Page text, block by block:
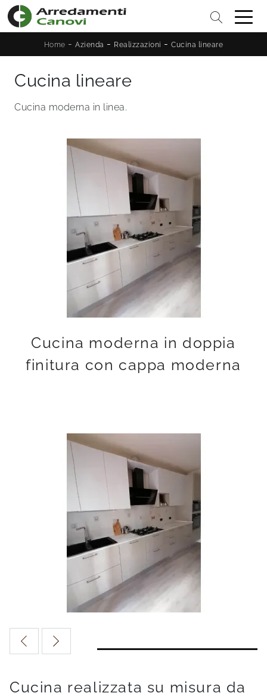
Home -Azienda - Realizzazioni -Cucina lineare
Cucina lineare
Cucina moderna in linea.
Cucina moderna in doppia
finitura con cappa moderna
Cucina realizzata su misura da